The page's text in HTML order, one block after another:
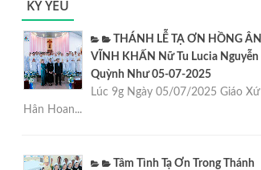
KỶ YẾU
THÁNH LỄ TẠ ƠN HỒNG ÂN
VĨNH KHẤN Nữ Tu Lucia Nguyễn
Quỳnh Như 05-07-2025
Lúc 9g Ngày 05/07/2025 Giáo Xứ
Hân Hoan...
Tâm Tình Tạ Ơn Trong Thánh